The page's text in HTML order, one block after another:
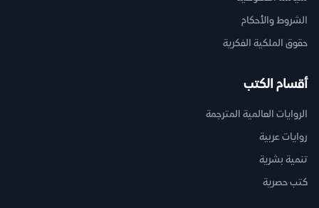
الشروط والأحكام
حقوق الملكية الفكرية
أقسام الكتب
الروايات العالمية المترجمة
روايات عربية
تنمية بشرية
كتب حصرية